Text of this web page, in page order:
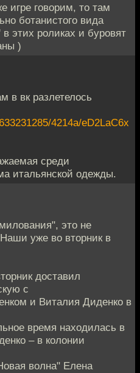
игре говорим, то там
ботанистого вида
этих роликах и буровят
)
в вк разлетелось
4214a/eD2LaC6x
среди
итальянской одежды.
это не
уже во вторник в
доставил
с
и Виталия Диденко в
время находилась в
– в колонии
волна" Елена